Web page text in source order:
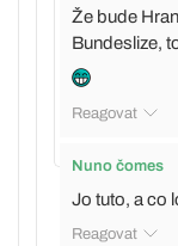
Že bude
Bundeslize,
Reagovat
Nuno čomes
Jo tuto, a co
Reagovat